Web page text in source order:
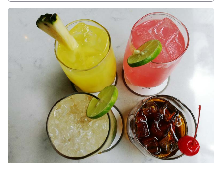
Ayrıntıları göster